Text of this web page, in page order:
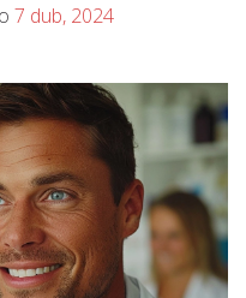
7 dub, 2024